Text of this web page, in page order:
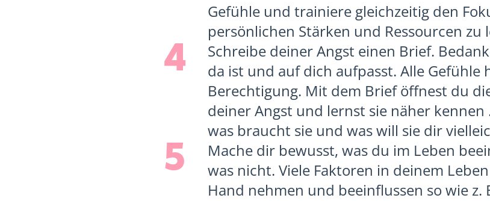
Gefühle und trainiere gleichzeitig den
persönlichen Stärken und Ressourcen zu
4
Schreibe deiner Angst einen Brief.
da ist und auf dich aufpasst. Alle Gefühle
Berechtigung. Mit dem Brief öffnest du
deiner Angst und lernst sie näher
was braucht sie und was will sie dir
5
Mache dir bewusst, was du im Leben
was nicht. Viele Faktoren in deinem
Hand nehmen und beeinflussen so wie z.